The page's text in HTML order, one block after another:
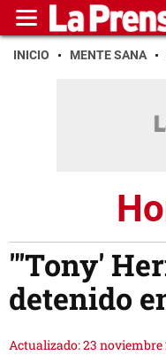
INICIO MENTE SANA
"'Tony'
detenido
Actualizado: 23 noviembre